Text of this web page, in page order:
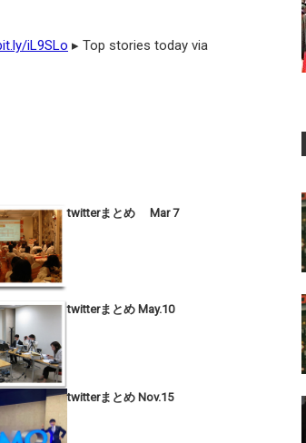
iL9SLo ▸ Top stories today via
twitterまとめ Mar 7
twitterまとめ May.10
twitterまとめ Nov.15